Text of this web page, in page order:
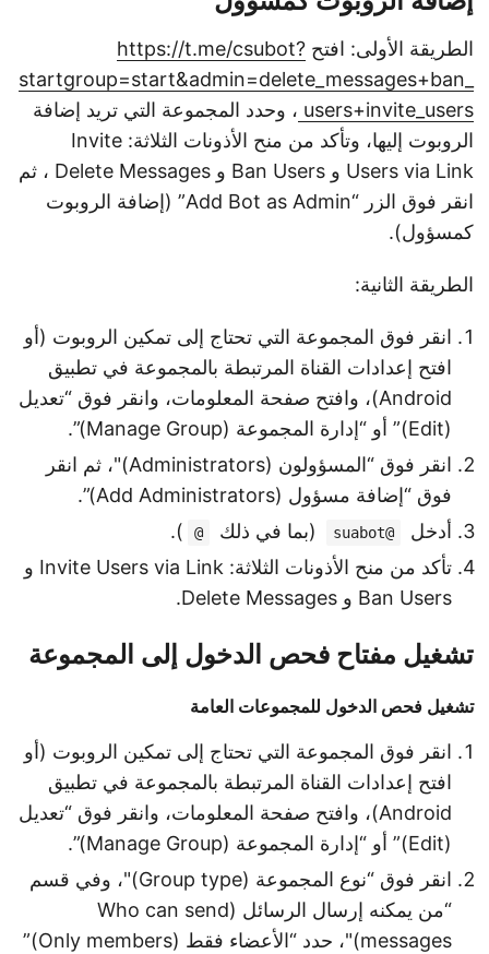
الطريقة الأولى: افتح https://t.me/csubot?
startgroup=start&admin=delete_messages+ban_
users+invite_users ، وحدد المجموعة التي تريد إضافة
الروبوت إليها، وتأكد من منح الأذونات الثلاثة: Invite
Users via Link و Ban Users و Delete Messages ، ثم
انقر فوق الزر “Add Bot as Admin” (إضافة الروبوت
كمسؤول).
الطريقة الثانية:
انقر فوق المجموعة التي تحتاج إلى تمكين الروبوت (أو
افتح إعدادات القناة المرتبطة بالمجموعة في تطبيق
Android)، وافتح صفحة المعلومات، وانقر فوق “تعديل
(Edit)” أو “إدارة المجموعة (Manage Group)”.
انقر فوق “المسؤولون (Administrators)"، ثم انقر
فوق “إضافة مسؤول (Add Administrators)”.
أدخل
@suabot (بما في ذلك @
).
تأكد من منح الأذونات الثلاثة: Invite Users via Link و
Ban Users و Delete Messages.
تشغيل مفتاح فحص الدخول إلى المجموعة
تشغيل فحص الدخول للمجموعات العامة
انقر فوق المجموعة التي تحتاج إلى تمكين الروبوت (أو
افتح إعدادات القناة المرتبطة بالمجموعة في تطبيق
Android)، وافتح صفحة المعلومات، وانقر فوق “تعديل
(Edit)” أو “إدارة المجموعة (Manage Group)”.
انقر فوق “نوع المجموعة (Group type)"، وفي قسم
“من يمكنه إرسال الرسائل (Who can send
messages)"، حدد “الأعضاء فقط (Only members)”